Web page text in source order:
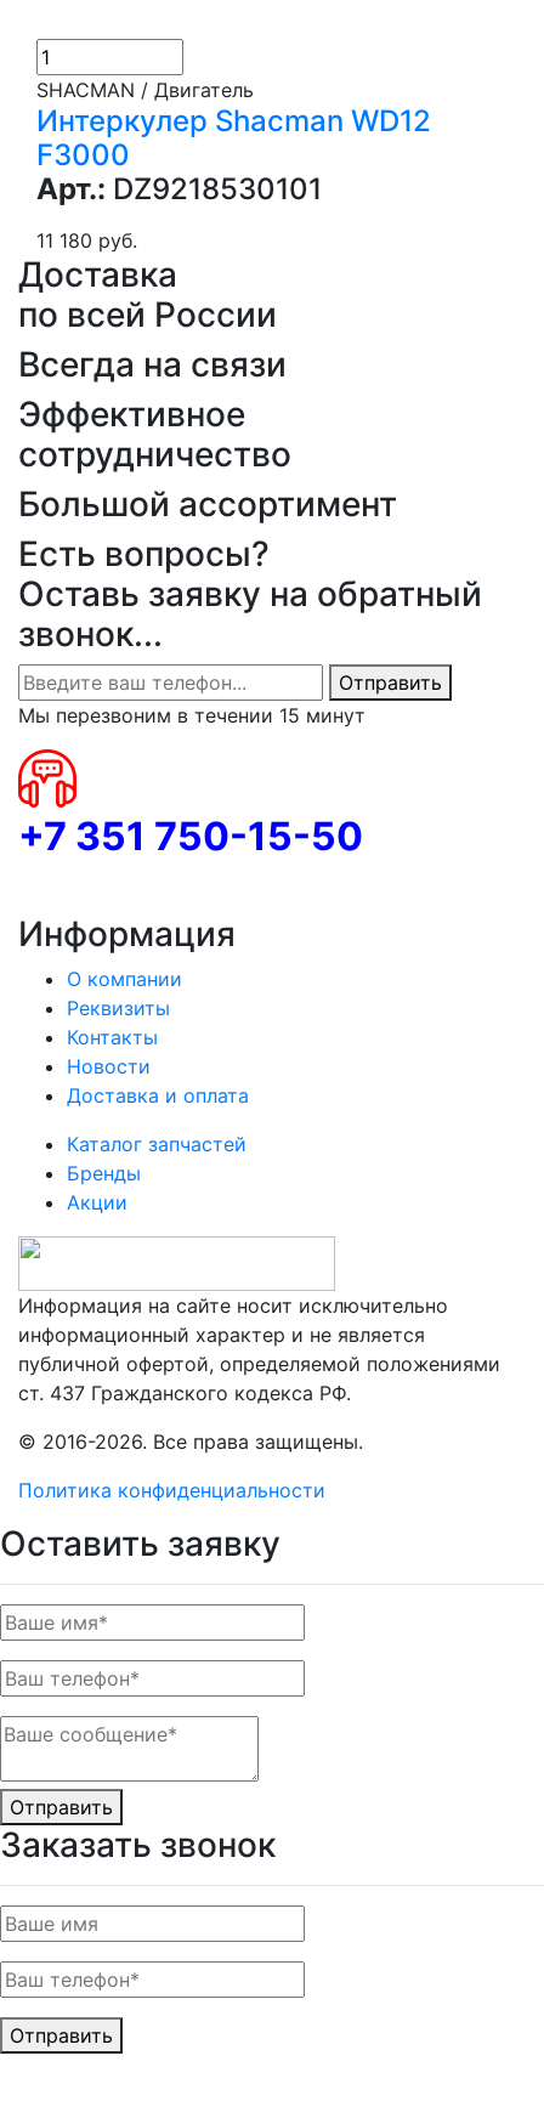
SHACMAN / Двигатель
Интеркулер Shacman WD12
F3000
Арт.: DZ9218530101
11 180 руб.
Доставка
по всей России
Всегда на связи
Эффективное
сотрудничество
Большой ассортимент
Информация на сайте носит исключительно
информационный характер и не является
публичной офертой, определяемой положениями
ст. 437 Гражданского кодекса РФ.
Есть вопросы?
Оставь заявку на обратный
звонок...
Отправить
Мы перезвоним в течении 15 минут
+7 351 750-15-50
Информация
О компании
Реквизиты
Контакты
Новости
Доставка и оплата
Каталог запчастей
Бренды
Акции
© 2016-2026. Все права защищены.
Политика конфиденциальности
Оставить заявку
Отправить
Заказать звонок
Отправить